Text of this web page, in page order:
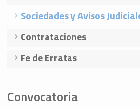
Sociedades y Avisos
Contrataciones
Fe de Erratas
Convocatoria